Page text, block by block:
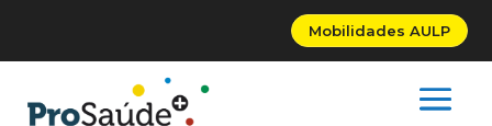
Mobilidades AULP